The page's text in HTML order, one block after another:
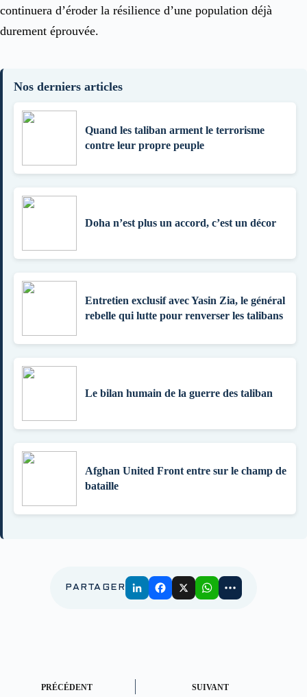
continuera d’éroder la résilience d’une population déjà
durement éprouvée.
Nos derniers articles
Quand les taliban arment le terrorisme
contre leur propre peuple
Doha n’est plus un accord, c’est un décor
Entretien exclusif avec Yasin Zia, le général
rebelle qui lutte pour renverser les talibans
Le bilan humain de la guerre des taliban
Afghan United Front entre sur le champ de
bataille
PARTAGER
PRÉCÉDENT SUIVANT